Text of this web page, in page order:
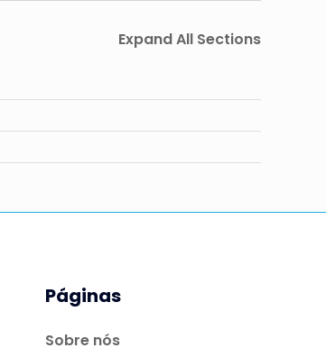
Expand All Sections
Páginas
Sobre nós